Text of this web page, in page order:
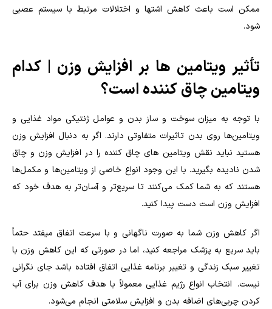
ممکن است باعث کاهش اشتها و اختلالات مرتبط با سیستم عصبی
شود.
تأثیر ویتامین ها بر افزایش وزن | کدام
ویتامین چاق کننده است؟
با توجه به میزان سوخت و ساز بدن و عوامل ژنتیکی مواد غذایی و
ویتامین‌ها روی بدن تاثیرات متفاوتی دارند. اگر به دنبال افزایش وزن
هستید نباید نقش ویتامین های چاق کننده را در افزایش وزن و چاق
شدن نادیده بگیرید. با این وجود انواع خاصی از ویتامین‌ها و مکمل‌ها
هستند که به شما کمک می‌کنند تا سریع‌تر و آسان‌تر به هدف خود که
افزایش وزن است دست پیدا کنید.
اگر کاهش وزن شما به صورت ناگهانی و با سرعت اتفاق میفتد حتماً
باید سریع به پزشک مراجعه کنید، اما در صورتی که این کاهش وزن با
تغییر سبک زندگی و تغییر برنامه غذایی اتفاق افتاده باشد جای نگرانی
نیست. انتخاب انواع رژیم غذایی معمولاً با هدف کاهش وزن برای آب
کردن چربی‌های اضافه بدن و افزایش سلامتی انجام می‌شود.